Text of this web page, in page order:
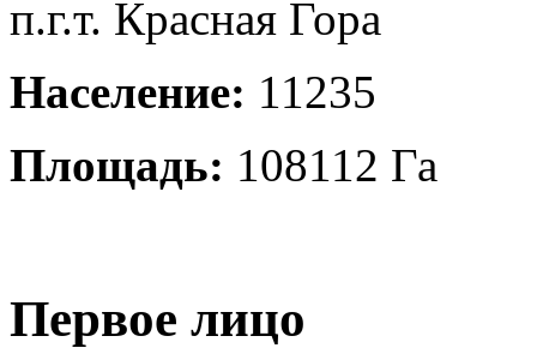
п.г.т. Красная Гора
Население: 11235
Площадь: 108112 Га
Первое лицо